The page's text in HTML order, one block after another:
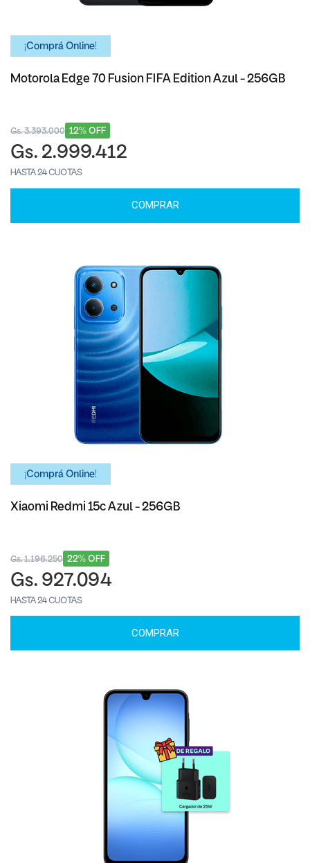
¡Comprá Online!
Motorola Edge 70 Fusion FIFA Edition Azul - 256GB
12% OFF
Gs. 3.393.000
Gs. 2.999.412
HASTA 24 CUOTAS
COMPRAR
¡Comprá Online!
Xiaomi Redmi 15c Azul - 256GB
22% OFF
Gs. 1.196.250
Gs. 927.094
HASTA 24 CUOTAS
COMPRAR